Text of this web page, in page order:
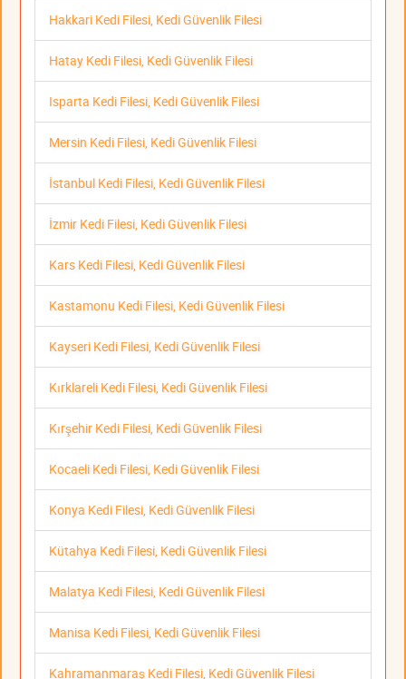
Hakkari Kedi Filesi, Kedi Güvenlik Filesi
Hatay Kedi Filesi, Kedi Güvenlik Filesi
Isparta Kedi Filesi, Kedi Güvenlik Filesi
Mersin Kedi Filesi, Kedi Güvenlik Filesi
İstanbul Kedi Filesi, Kedi Güvenlik Filesi
İzmir Kedi Filesi, Kedi Güvenlik Filesi
Kars Kedi Filesi, Kedi Güvenlik Filesi
Kastamonu Kedi Filesi, Kedi Güvenlik Filesi
Kayseri Kedi Filesi, Kedi Güvenlik Filesi
Kırklareli Kedi Filesi, Kedi Güvenlik Filesi
Kırşehir Kedi Filesi, Kedi Güvenlik Filesi
Kocaeli Kedi Filesi, Kedi Güvenlik Filesi
Konya Kedi Filesi, Kedi Güvenlik Filesi
Kütahya Kedi Filesi, Kedi Güvenlik Filesi
Malatya Kedi Filesi, Kedi Güvenlik Filesi
Manisa Kedi Filesi, Kedi Güvenlik Filesi
Kahramanmaraş Kedi Filesi, Kedi Güvenlik Filesi